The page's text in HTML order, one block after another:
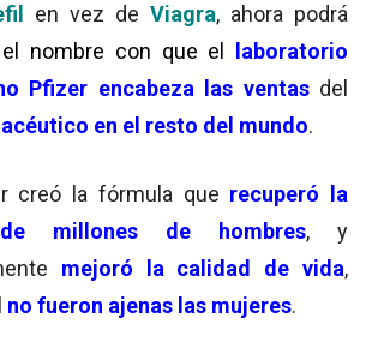
en vez de Viagra, ahora podrá
nombre con que el
laboratorio
Pfizer encabeza las ventasdel
en el resto del mundo.
creó la fórmula que recuperó la
millones de hombres, y
mejoró la calidad de vida,
no fueron ajenas las mujeres.